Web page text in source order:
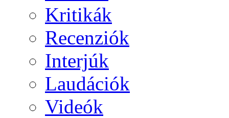
Kritikák
Recenziók
Interjúk
Laudációk
Videók